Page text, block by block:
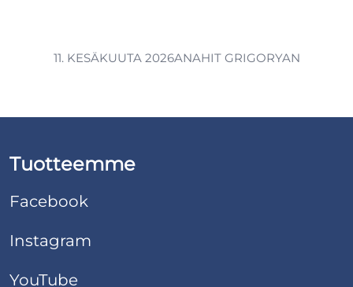
11. KESÄKUUTA 2026ANAHIT GRIGORYAN
Tuotteemme
Facebook
Instagram
YouTube